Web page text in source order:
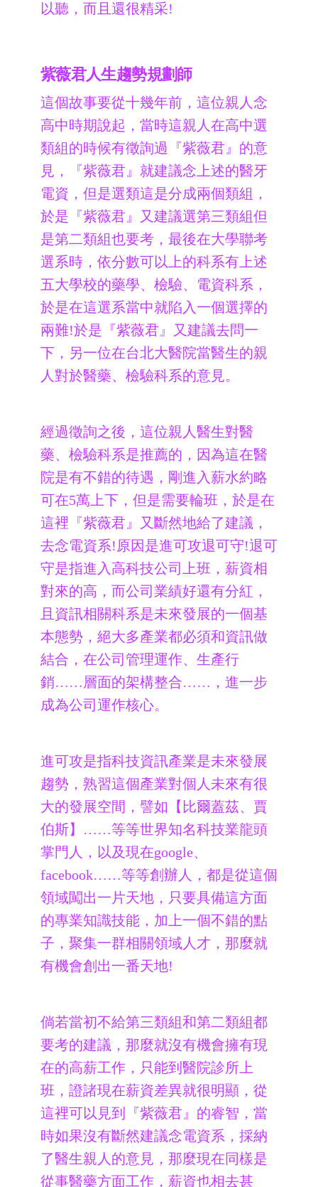
以聽，而且還很精采!
紫薇君人生趨勢規劃師
這個故事要從十幾年前，這位親人念
高中時期說起，當時這親人在高中選
類組的時候有徵詢過『紫薇君』的意
見，『紫薇君』就建議念上述的醫牙
電資，但是選類這是分成兩個類組，
於是『紫薇君』又建議選第三類組但
是第二類組也要考，最後在大學聯考
選系時，依分數可以上的科系有上述
五大學校的藥學、檢驗、電資科系，
於是在這選系當中就陷入一個選擇的
兩難!於是『紫薇君』又建議去問一
下，另一位在台北大醫院當醫生的親
人對於醫藥、檢驗科系的意見。
經過徵詢之後，這位親人醫生對醫
藥、檢驗科系是推薦的，因為這在醫
院是有不錯的待遇，剛進入薪水約略
可在5萬上下，但是需要輪班，於是在
這裡『紫薇君』又斷然地給了建議，
去念電資系!原因是進可攻退可守!退可
守是指進入高科技公司上班，薪資相
對來的高，而公司業績好還有分紅，
且資訊相關科系是未來發展的一個基
本態勢，絕大多產業都必須和資訊做
結合，在公司管理運作、生產行
銷……層面的架構整合……，進一步
成為公司運作核心。
進可攻是指科技資訊產業是未來發展
趨勢，熟習這個產業對個人未來有很
大的發展空間，譬如【比爾蓋茲、賈
伯斯】……等等世界知名科技業龍頭
掌門人，以及現在google、
facebook……等等創辦人，都是從這個
領域闖出一片天地，只要具備這方面
的專業知識技能，加上一個不錯的點
子，聚集一群相關領域人才，那麼就
有機會創出一番天地!
倘若當初不給第三類組和第二類組都
要考的建議，那麼就沒有機會擁有現
在的高薪工作，只能到醫院診所上
班，證諸現在薪資差異就很明顯，從
這裡可以見到『紫薇君』的睿智，當
時如果沒有斷然建議念電資系，採納
了醫生親人的意見，那麼現在同樣是
從事醫藥方面工作，薪資也相去甚